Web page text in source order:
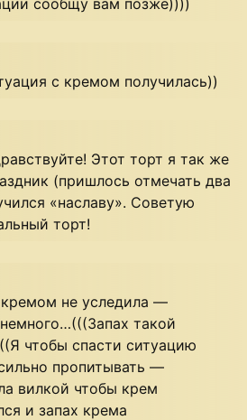
сообщу вам позже))))
с кремом получилась))
Этот торт я так же
(пришлось отмечать два
«наславу». Советую
торт!
не уследила —
такой
чтобы спасти ситуацию
пропитывать —
вилкой чтобы крем
и запах крема